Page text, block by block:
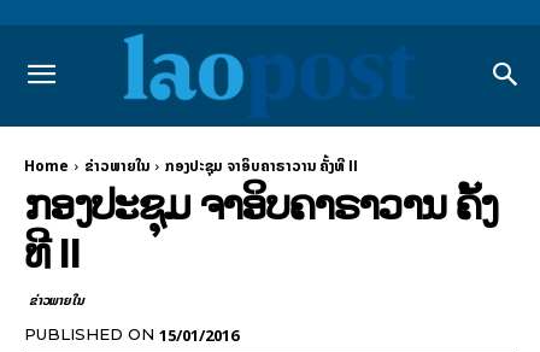
Home ຂ່າວພາຍ​ໃນ ກອງປະຊຸມ ຈາອິບຄາຣາວານ ຄັ້ງ​ທີ II
ກອງປະຊຸມ ຈາອິບຄາຣາວານ ຄັ້ງ​
ທີ II
ຂ່າວພາຍ​ໃນ
PUBLISHED ON 15/01/2016